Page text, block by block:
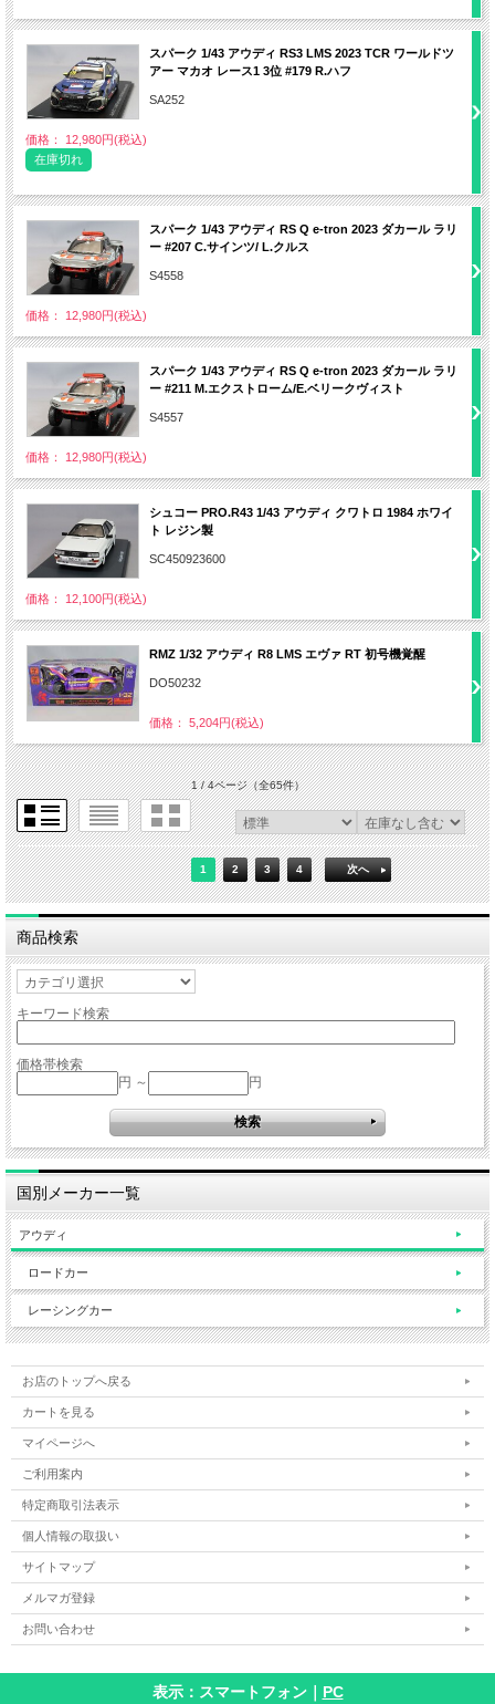
スパーク 1/43 アウディ RS3 LMS 2023 TCR ワールドツ
アー マカオ レース1 3位 #179 R.ハフ
SA252
価格： 12,980円(税込)
在庫切れ
スパーク 1/43 アウディ RS Q e-tron 2023 ダカール ラリ
ー #207 C.サインツ/ L.クルス
S4558
価格： 12,980円(税込)
スパーク 1/43 アウディ RS Q e-tron 2023 ダカール ラリ
ー #211 M.エクストローム/E.ベリークヴィスト
S4557
価格： 12,980円(税込)
シュコー PRO.R43 1/43 アウディ クワトロ 1984 ホワイ
ト レジン製
SC450923600
価格： 12,100円(税込)
RMZ 1/32 アウディ R8 LMS エヴァ RT 初号機覚醒
DO50232
価格： 5,204円(税込)
1 / 4ページ（全65件）
1 2 3 4 次へ
商品検索
キーワード検索
価格帯検索
円 ～
円
国別メーカー一覧
アウディ
ロードカー
レーシングカー
お店のトップへ戻る
カートを見る
マイページへ
ご利用案内
特定商取引法表示
個人情報の取扱い
サイトマップ
メルマガ登録
お問い合わせ
表示：スマートフォン｜ PC